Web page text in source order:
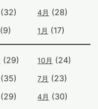
(32) 4月 (28)
(9) 1月 (17)
(29) 10月 (24)
(35) 7月 (23)
(29) 4月 (30)